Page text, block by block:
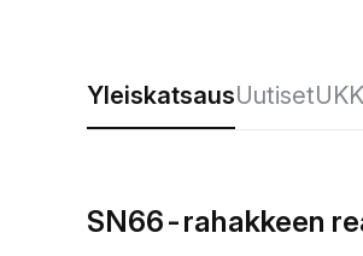
YleiskatsausUutiset
SN66-rahakkeen